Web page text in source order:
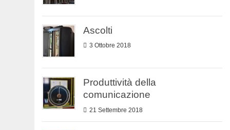
Ascolti
3 Ottobre 2018
Produttività della
comunicazione
21 Settembre 2018